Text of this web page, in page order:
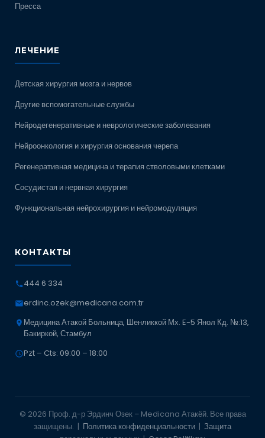
Пресса
ЛЕЧЕНИЕ
Детская хирургия мозга и нервов
Другие вспомогательные службы
Нейродегенеративные и неврологические заболевания
Нейроонкология и хирургия основания черепа
Регенеративная медицина и терапия стволовыми клетками
Сосудистая и нервная хирургия
Функциональная нейрохирургия и нейромодуляция
КОНТАКТЫ
444 6 334
erdinc.ozek@medicana.com.tr
Медицина Атакой Больница, Шенликкой Мх. E-5 Янол Кд. №:13,
Бакиркой, Стамбул
Pzt – Cts: 09:00 – 18:00
© 2026 Проф. д-р Эрдинч Озек – Medicana Атакёй. Все права
защищены. | Политика конфиденциальности | Защита